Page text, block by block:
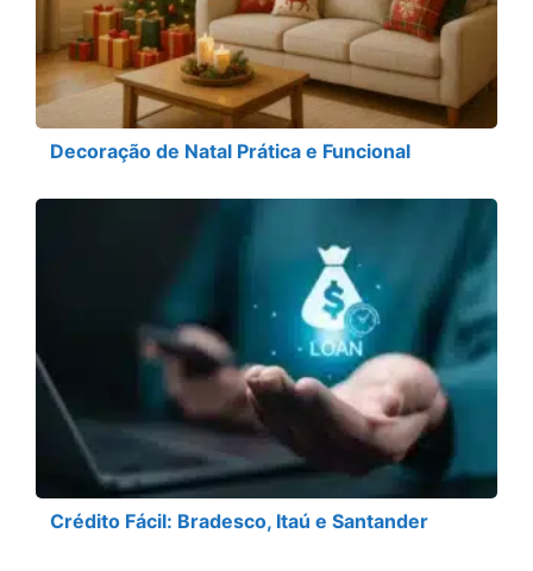
Decoração de Natal Prática e Funcional
Crédito Fácil: Bradesco, Itaú e Santander